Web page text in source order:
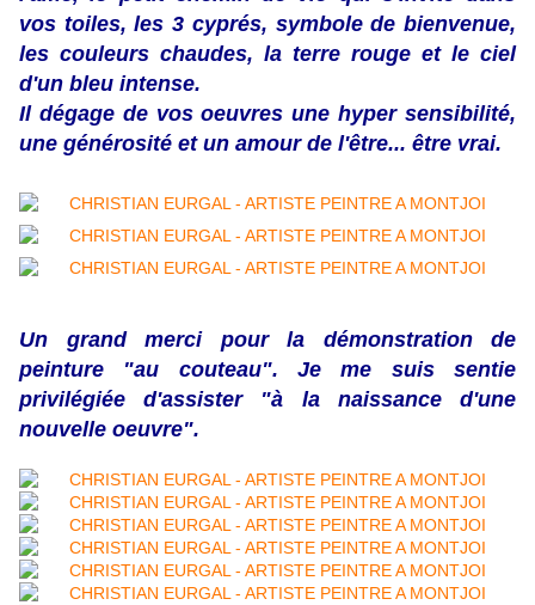
vos toiles, les 3 cyprés, symbole de bienvenue,
les couleurs chaudes, la terre rouge et le ciel
d'un bleu intense.
Il dégage de vos oeuvres une hyper sensibilité,
une générosité et un amour de l'être... être vrai.
Un grand merci pour la démonstration de
peinture "au couteau". Je me suis sentie
privilégiée d'assister "à la naissance d'une
nouvelle oeuvre".